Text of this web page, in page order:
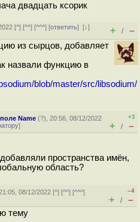
двадцать ксорик
[^] [^^] [^^^] [ответить][↓]
+ / –
из сырцов, добавляет
назвали функцию в
blob/master/src/libsodium/
Name (?), 20:56, 08/12/2022
]
+3
+ / –
пространства имён,
область?
08/12/2022 [^] [^^] [^^^]
–4
+ / –
тему